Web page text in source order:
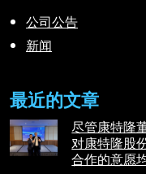
公司公告
新闻
最近的文章
尽管康特隆
对康特隆股
合作的意愿